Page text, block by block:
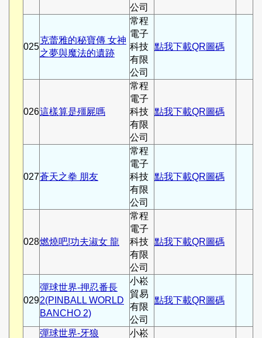
公司
025
克蕾雅的秘寶傳 女神
之夢與魔法的遺跡
常程
電子
科技
有限
公司
點我下載QR圖碼
026這樣算是殭屍嗎
常程
電子
科技
有限
公司
點我下載QR圖碼
027蒼天之拳 朋友
常程
電子
科技
有限
公司
點我下載QR圖碼
028燃燒吧!功夫淑女 龍
常程
電子
科技
有限
公司
點我下載QR圖碼
029
彈球世界-押忍番長
2(PINBALL WORLD
BANCHO 2)
小崧
貿易
有限
公司
點我下載QR圖碼
彈球世界-牙狼 小崧